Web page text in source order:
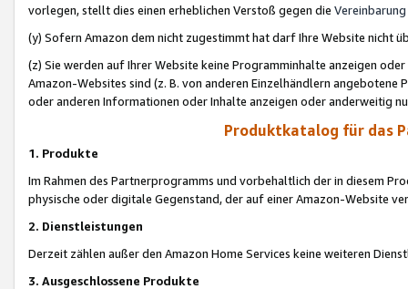
vorlegen, stellt dies einen erheblichen Verstoß gegen die Vereinbarung
(y) Sofern Amazon dem nicht zugestimmt hat darf Ihre Website nicht
(z) Sie werden auf Ihrer Website keine Programminhalte anzeigen
Amazon-Websites sind (z. B. von anderen Einzelhändlern
oder anderen Informationen oder Inhalte anzeigen oder anderweitig
Produktkatalog für das
1. Produkte
Im Rahmen des Partnerprogramms und vorbehaltlich der in diesem
physische oder digitale Gegenstand, der auf einer Amazon-Website
2. Dienstleistungen
Derzeit zählen außer den Amazon Home Services keine weiteren
3. Ausgeschlossene Produkte